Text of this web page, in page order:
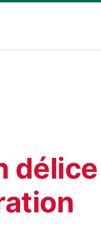
délice